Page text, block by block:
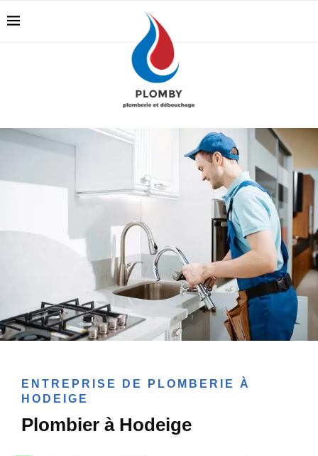
ENTREPRISE DE PLOMBERIE À
HODEIGE
Plombier à Hodeige